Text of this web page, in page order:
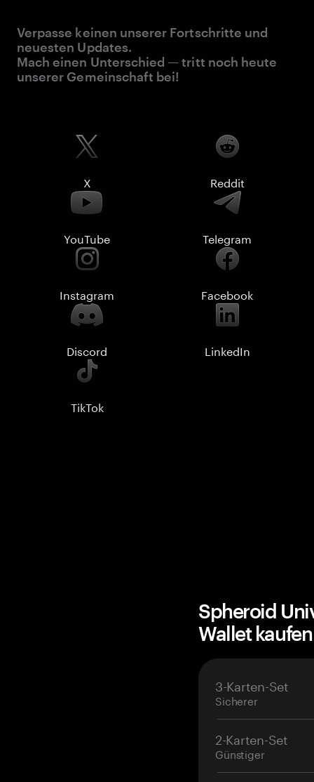
Verpasse keinen unserer Fortschritte und
neuesten Updates.
Mach einen Unterschied — tritt noch heute
unserer Gemeinschaft bei!
X Reddit
YouTube Telegram
Instagram Facebook
Discord LinkedIn
TikTok
Spheroid
Wallet
3-Karten-Set
Sicherer
2-Karten-Set
Günstiger